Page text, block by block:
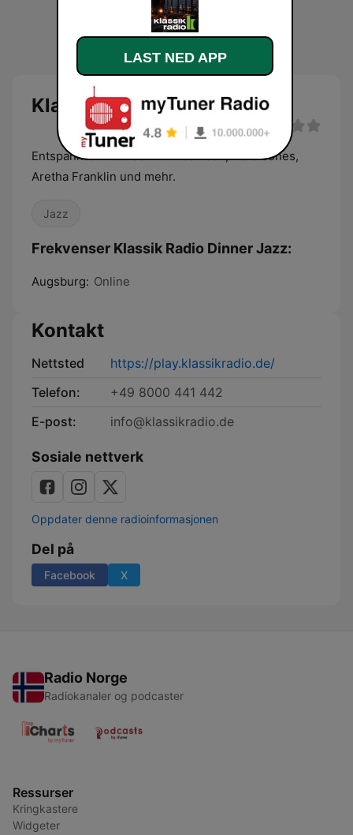
Klassik Radio Dinner Jazz
Entspannte Grooves mit Al Jarreau, Nora Jones,
Aretha Franklin und mehr.
Jazz
Frekvenser Klassik Radio Dinner Jazz:
Augsburg: Online
Kontakt
Nettsted
https://play.klassikradio.de/
Telefon:
+49 8000 441 442
E-post:
info@klassikradio.de
Sosiale nettverk
Oppdater denne radioinformasjonen
Del på
Facebook X
Radio Norge
Radiokanaler og podcaster
Ressurser
Kringkastere
Widgeter
LAST NED APP